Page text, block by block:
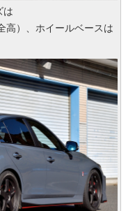
は
高）、ホイールベースは